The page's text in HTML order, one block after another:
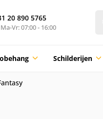
20 890 5765
Ma-Vr: 07:00 - 16:00
Schilderijen